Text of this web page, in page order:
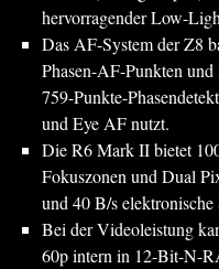
hervorragender Low-
Das AF-System der Z8
Phasen-AF-Punkten
759-Punkte-
und Eye AF nutzt.
Die R6 Mark II bietet
Fokuszonen und Dual
und 40 B/s elektronische
Bei der Videoleistung
60p intern in 12-Bit-N-